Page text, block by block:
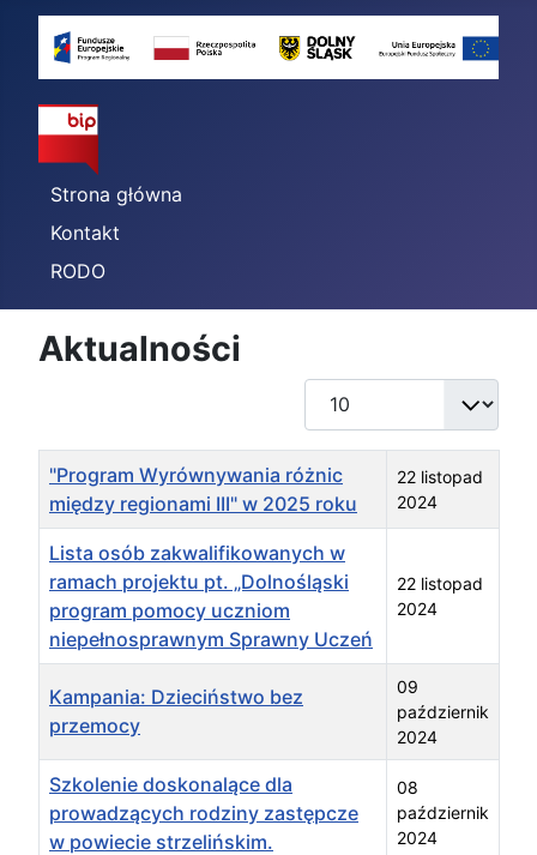
Strona główna
Kontakt
RODO
Aktualności
Pokaż #
Tytuł Data publikacji
"Program Wyrównywania różnic
między regionami III" w 2025 roku
22 listopad
2024
Lista osób zakwalifikowanych w
ramach projektu pt. „Dolnośląski
program pomocy uczniom
niepełnosprawnym Sprawny Uczeń
22 listopad
2024
Kampania: Dzieciństwo bez
przemocy
09
październik
2024
Szkolenie doskonalące dla
prowadzących rodziny zastępcze
w powiecie strzelińskim.
08
październik
2024